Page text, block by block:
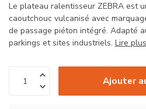
Le plateau ralentisseur ZEBRA est
caoutchouc vulcanisé avec
de passage piéton intégré. Adapté
parkings et sites industriels. Lire plus
Ajouter